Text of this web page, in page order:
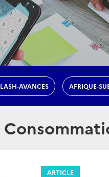
AVANCES AFRIQUE-
ARTICLE